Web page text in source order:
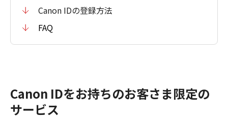
Canon IDの登録方法
FAQ
Canon IDをお持ちのお客さま限定の
サービス